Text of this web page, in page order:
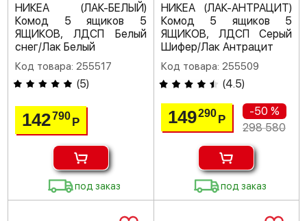
НИКЕА (ЛАК-БЕЛЫЙ)
Комод 5 ящиков 5
ЯЩИКОВ, ЛДСП Белый
снег/Лак Белый
Код товара: 255517
(5)
142790 Р
под заказ
НИКЕА (ЛАК-АНТРАЦИТ)
Комод 5 ящиков 5
ЯЩИКОВ, ЛДСП Серый
Шифер/Лак Антрацит
Код товара: 255509
(4.5)
149290 Р
-50 %
298 580
под заказ